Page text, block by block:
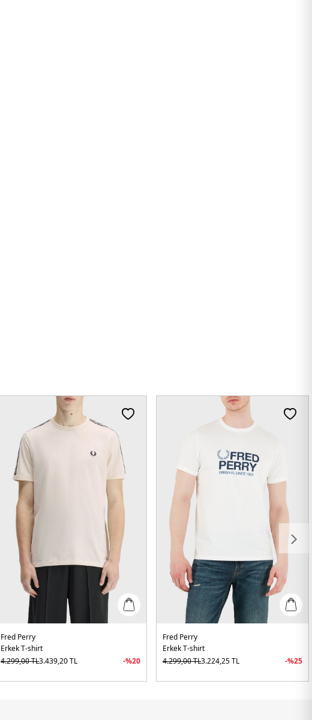
Fred Perry
Erkek T-shirt
4.299,00TL3.439,20TL -%20
Fred Perry
Erkek T-shirt
4.299,00TL3.224,25TL -%25